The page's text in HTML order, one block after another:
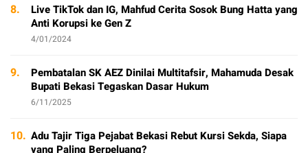
8.
Live TikTok dan IG, Mahfud Cerita Sosok Bung Hatta yang
Anti Korupsi ke Gen Z
4/01/2024
9.
Pembatalan SK AEZ Dinilai Multitafsir, Mahamuda Desak
Bupati Bekasi Tegaskan Dasar Hukum
6/11/2025
10. Adu Tajir Tiga Pejabat Bekasi Rebut Kursi Sekda, Siapa
yang Paling Berpeluang?